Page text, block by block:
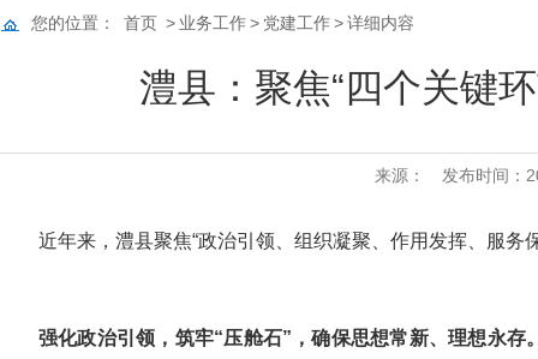
您的位置： 首页 > 业务工作> 党建工作>详细内容
澧县：聚焦“四个关键
来源： 发布时间：
近年来，澧县聚焦“政治引领、组织凝聚、作用发挥、服
强化政治引领，筑牢“压舱石”，确保思想常新、理想永存